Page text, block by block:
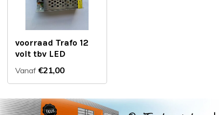
voorraad Trafo 12
volt tbv LED
Vanaf €21,00